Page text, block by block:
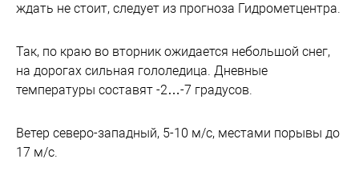
ждать не стоит, следует из прогноза Гидрометцентра.
Так, по краю во вторник ожидается небольшой снег,
на дорогах сильная гололедица. Дневные
температуры составят -2…-7 градусов.
Ветер северо-западный, 5-10 м/с, местами порывы до
17 м/с.